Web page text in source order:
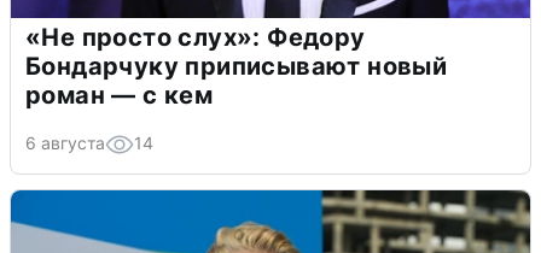
«Не просто слух»: Федору
Бондарчуку приписывают новый
роман — с кем
6 августа 14